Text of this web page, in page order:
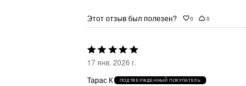
Этот отзыв был полезен? 0 0
Выбрана
17 янв. 2026 г.
Тарас К
ПОДТВЕРЖДЕННЫЙ ПОКУПАТЕЛЬ